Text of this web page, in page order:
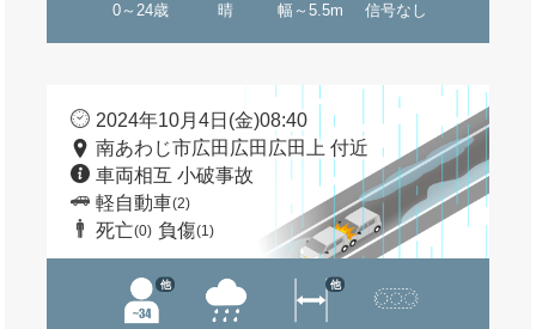
0～24歳 晴 幅～5.5m 信号なし
2024年10月4日(金)08:40
南あわじ市広田広田広田上 付近
車両相互 小破事故
軽自動車(2)
死亡(0) 負傷(1)
他 他